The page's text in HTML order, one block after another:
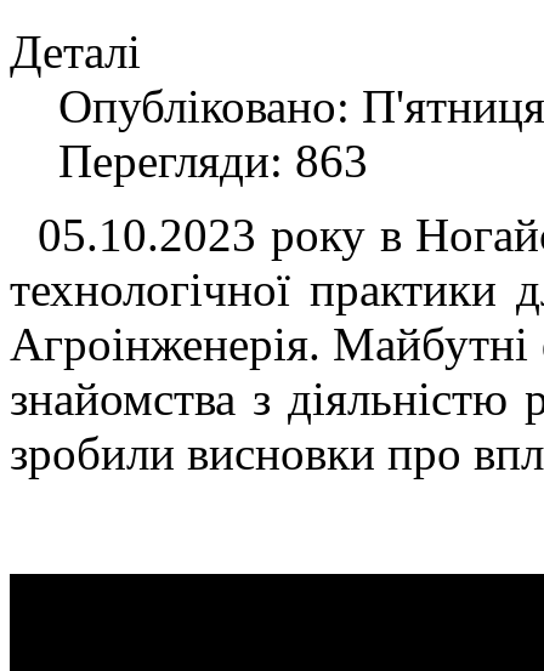
Деталі
Опубліковано:
Перегляди: 863
05.10.2023 року в
технологічної практики
Агроінженерія. Майбутні
знайомства з
зробили висновки про